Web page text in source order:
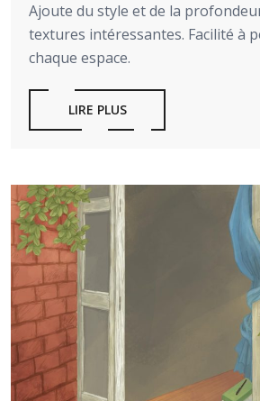
Ajoute du style et de la
textures intéressantes. Facilité à
chaque espace.
LIRE PLUS